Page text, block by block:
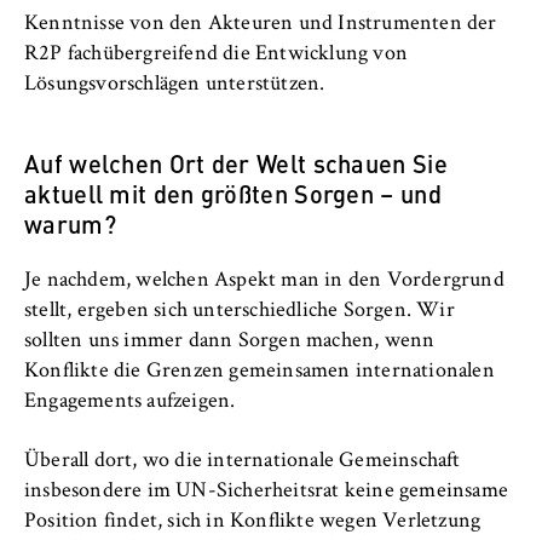
Kenntnisse von den Akteuren und Instrumenten der
R2P fachübergreifend die Entwicklung von
Lösungsvorschlägen unterstützen.
Auf welchen Ort der Welt schauen Sie
aktuell mit den größten Sorgen – und
warum?
Je nachdem, welchen Aspekt man in den Vordergrund
stellt, ergeben sich unterschiedliche Sorgen. Wir
sollten uns immer dann Sorgen machen, wenn
Konflikte die Grenzen gemeinsamen internationalen
Engagements aufzeigen.
Überall dort, wo die internationale Gemeinschaft
insbesondere im UN-Sicherheitsrat keine gemeinsame
Position findet, sich in Konflikte wegen Verletzung